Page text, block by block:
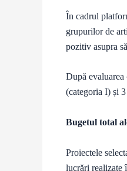
În cadrul
grupurilor de
pozitiv asupra
După evaluarea
(categoria I) și
Bugetul total
Proiectele
lucrări realizate